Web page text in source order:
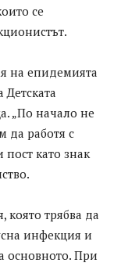
се
на епидемията
„По начало не
да работя с
като знак
която трябва да
инфекция и
основното. При